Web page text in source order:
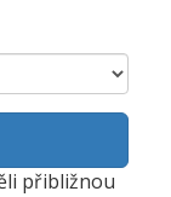
přibližnou